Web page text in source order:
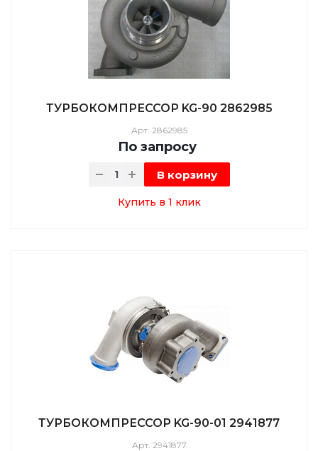
ТУРБОКОМПРЕССОР KG-90 2862985
Арт. 2862985
По запросу
В корзину
Купить в 1 клик
ТУРБОКОМПРЕССОР KG-90-01 2941877
Арт. 2941877